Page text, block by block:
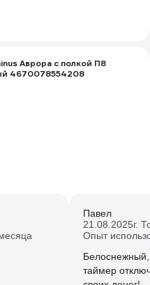
Аврора с полкой П8
4670078554208
Павел
21.08.2025г.
Опыт
Белоснежный,
таймер